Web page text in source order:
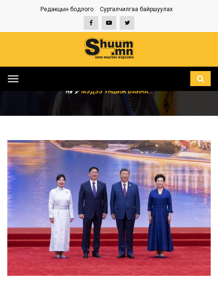
Редакцын бодлого Сурталчилгаа байршуулах
Toggle
НҮҮР МЭДЭЭ УНШИЖ БАЙНА...